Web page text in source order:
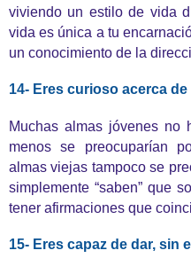
viviendo un estilo de vida
vida es única a tu
un conocimiento de la
14- Eres curioso acerca
Muchas almas jóvenes no
menos se preocuparían
almas viejas tampoco se
simplemente “saben” que
tener afirmaciones que
15- Eres capaz de dar, sin